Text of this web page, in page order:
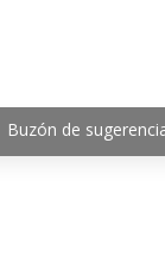
Buzón de